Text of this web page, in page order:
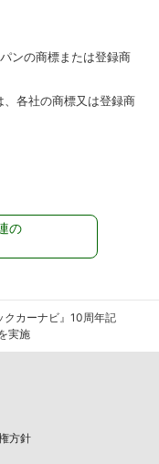
ンの商標または登録商
各社の商標又は登録商
の
クカーナビ』10周年記
実施
方針